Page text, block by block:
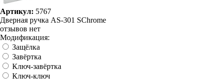
Артикул: 5767
Дверная ручка AS-301 SChrome
отзывов нет
Модификация:
Защёлка
Завёртка
Ключ-завёртка
Ключ-ключ